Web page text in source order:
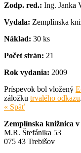
Zodp. red.: Ing. Janka
Vydala: Zemplínska
Náklad: 30 ks
Počet strán: 21
Rok vydania: 2009
Príspevok bol vložený
záložku trvalého odkazu.
« Späť
Zemplínska knižnica v
M.R. Štefánika 53
075 43 Trebišov